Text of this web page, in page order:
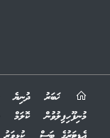
ޚަބަރު ދުނިޔެ
މުނިފޫހިފިލުވުން
ކޮލަމް